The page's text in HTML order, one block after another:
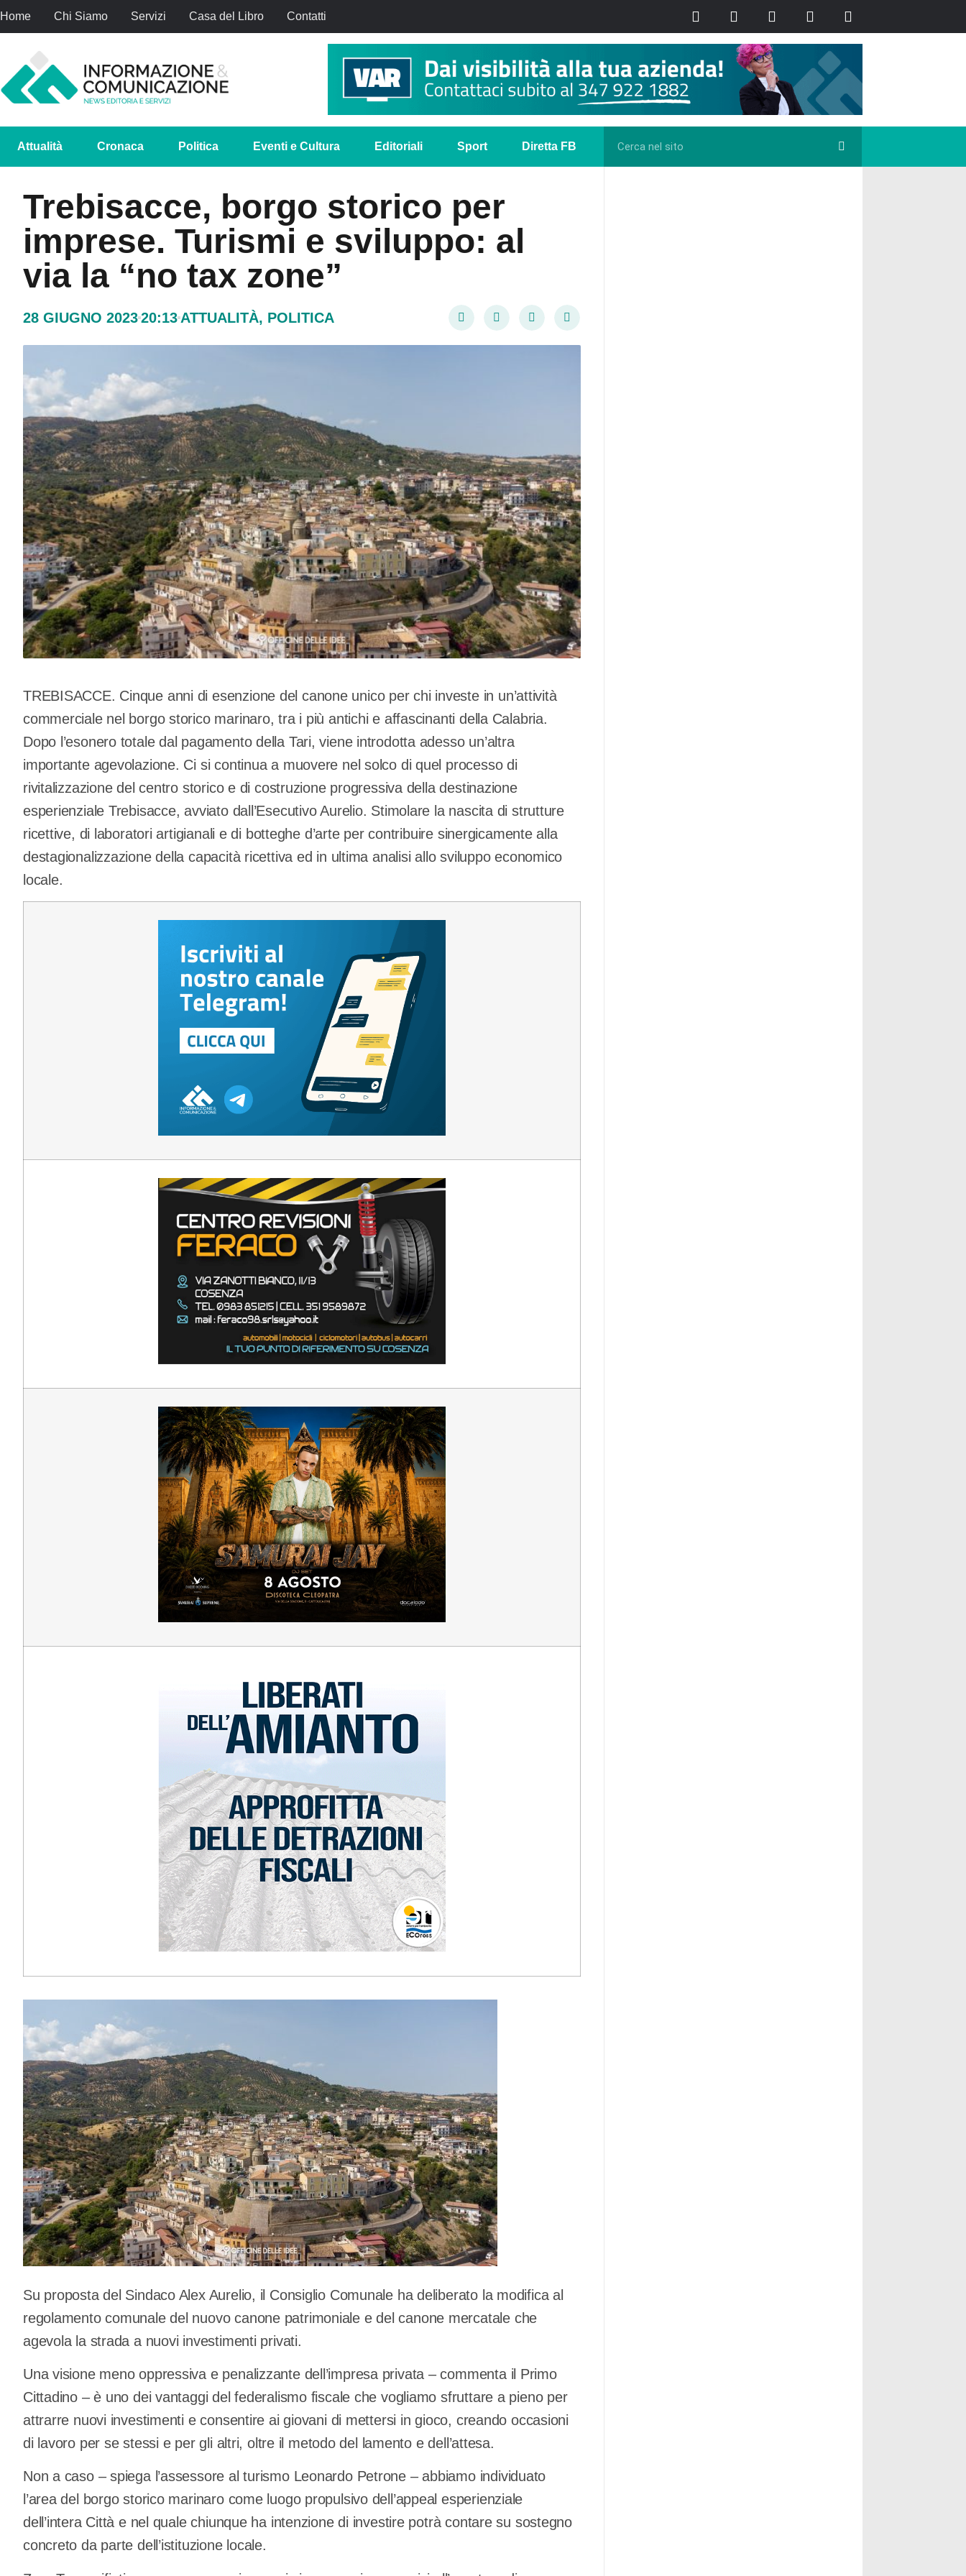
Home Chi Siamo Servizi Casa del Libro Contatti
Attualità Cronaca Politica Eventi e Cultura Editoriali Sport Diretta FB
Trebisacce, borgo storico per
imprese. Turismi e sviluppo: al
via la “no tax zone”
28 GIUGNO 202320:13 ATTUALITÀ, POLITICA
TREBISACCE. Cinque anni di esenzione del canone unico per chi investe in un’attività
commerciale nel borgo storico marinaro, tra i più antichi e affascinanti della Calabria.
Dopo l’esonero totale dal pagamento della Tari, viene introdotta adesso un’altra
importante agevolazione. Ci si continua a muovere nel solco di quel processo di
rivitalizzazione del centro storico e di costruzione progressiva della destinazione
esperienziale Trebisacce, avviato dall’Esecutivo Aurelio. Stimolare la nascita di strutture
ricettive, di laboratori artigianali e di botteghe d’arte per contribuire sinergicamente alla
destagionalizzazione della capacità ricettiva ed in ultima analisi allo sviluppo economico
locale.
Su proposta del Sindaco Alex Aurelio, il Consiglio Comunale ha deliberato la modifica al
regolamento comunale del nuovo canone patrimoniale e del canone mercatale che
agevola la strada a nuovi investimenti privati.
Una visione meno oppressiva e penalizzante dell’impresa privata – commenta il Primo
Cittadino – è uno dei vantaggi del federalismo fiscale che vogliamo sfruttare a pieno per
attrarre nuovi investimenti e consentire ai giovani di mettersi in gioco, creando occasioni
di lavoro per se stessi e per gli altri, oltre il metodo del lamento e dell’attesa.
Non a caso – spiega l’assessore al turismo Leonardo Petrone – abbiamo individuato
l’area del borgo storico marinaro come luogo propulsivo dell’appeal esperienziale
dell’intera Città e nel quale chiunque ha intenzione di investire potrà contare su sostegno
concreto da parte dell’istituzione locale.